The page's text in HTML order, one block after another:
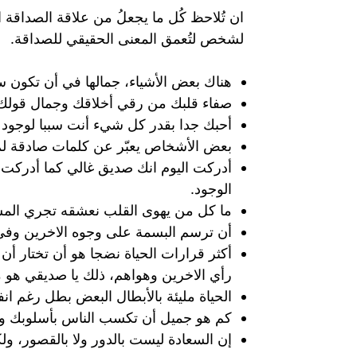
ان تُلاحظ كُل ما يجعلُ من علاقة الصداقة
لشخص لتُعمق المعنى الحقيقي للصداقة.
هناك بعض الأشياء، جمالها في أن
صفاء قلبك من رقي أخلاقك وجمال
أحبك جدا بقدر كل شيء أنت سببا لوجود
بعض الأشخاص يعبّر عن كلمات صادقة
أدركت اليوم انك صديق غالي كما
الوجود.
ما كل من يهوى القلب نعشقه تجري
أن ترسم البسمة على وجوه الاخرين
أكثر قرارات الحياة نضجا هو أن
رأي الاخرين وهواهم، ذلك يا صديقي هو
الحياة مليئة بالأبطال البعض بطل
كم هو جميل أن تكسب الناس بأسلوبك
إن السعادة ليست بالدور ولا بالقصور،